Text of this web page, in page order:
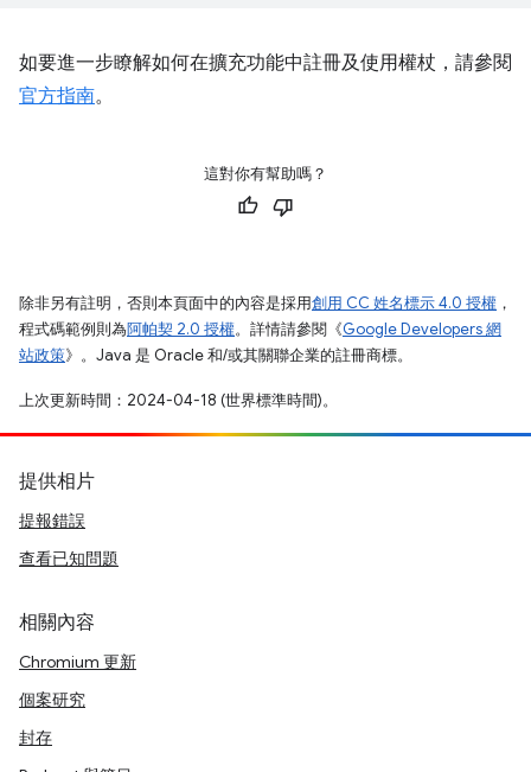
如要進一步瞭解如何在擴充功能中註冊及使用權杖，請參閱
官方指南。
這對你有幫助嗎？
除非另有註明，否則本頁面中的內容是採用創用 CC 姓名標示 4.0 授權 ，
程式碼範例則為阿帕契 2.0 授權。詳情請參閱《Google Developers 網
站政策》。Java 是 Oracle 和/或其關聯企業的註冊商標。
上次更新時間：2024-04-18 (世界標準時間)。
提供相片
提報錯誤
查看已知問題
相關內容
Chromium 更新
個案研究
封存